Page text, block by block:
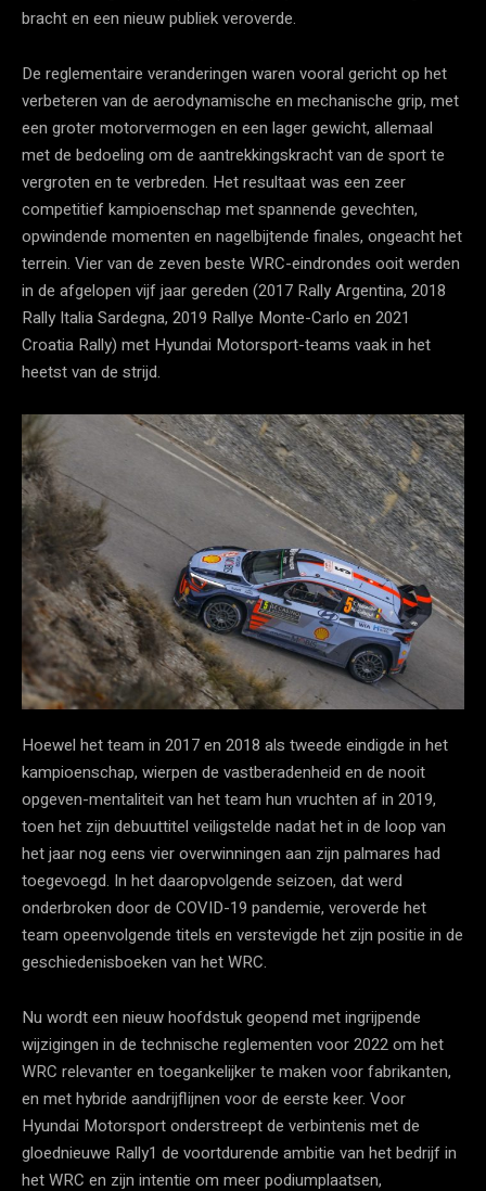
bracht en een nieuw publiek veroverde.
De reglementaire veranderingen waren vooral gericht op het
verbeteren van de aerodynamische en mechanische grip, met
een groter motorvermogen en een lager gewicht, allemaal
met de bedoeling om de aantrekkingskracht van de sport te
vergroten en te verbreden. Het resultaat was een zeer
competitief kampioenschap met spannende gevechten,
opwindende momenten en nagelbijtende finales, ongeacht het
terrein. Vier van de zeven beste WRC-eindrondes ooit werden
in de afgelopen vijf jaar gereden (2017 Rally Argentina, 2018
Rally Italia Sardegna, 2019 Rallye Monte-Carlo en 2021
Croatia Rally) met Hyundai Motorsport-teams vaak in het
heetst van de strijd.
Hoewel het team in 2017 en 2018 als tweede eindigde in het
kampioenschap, wierpen de vastberadenheid en de nooit
opgeven-mentaliteit van het team hun vruchten af in 2019,
toen het zijn debuuttitel veiligstelde nadat het in de loop van
het jaar nog eens vier overwinningen aan zijn palmares had
toegevoegd. In het daaropvolgende seizoen, dat werd
onderbroken door de COVID-19 pandemie, veroverde het
team opeenvolgende titels en verstevigde het zijn positie in de
geschiedenisboeken van het WRC.
Nu wordt een nieuw hoofdstuk geopend met ingrijpende
wijzigingen in de technische reglementen voor 2022 om het
WRC relevanter en toegankelijker te maken voor fabrikanten,
en met hybride aandrijflijnen voor de eerste keer. Voor
Hyundai Motorsport onderstreept de verbintenis met de
gloednieuwe Rally1 de voortdurende ambitie van het bedrijf in
het WRC en zijn intentie om meer podiumplaatsen,